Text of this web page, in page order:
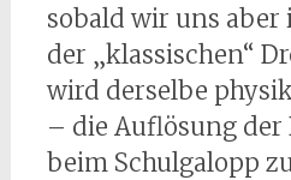
sobald wir uns aber
der „klassischen“
wird derselbe
– die Auflösung der
beim Schulgalopp